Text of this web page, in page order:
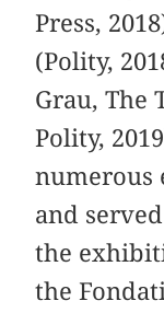
Press,
(Polity,
Grau, The
Polity,
numerous
and
the
the